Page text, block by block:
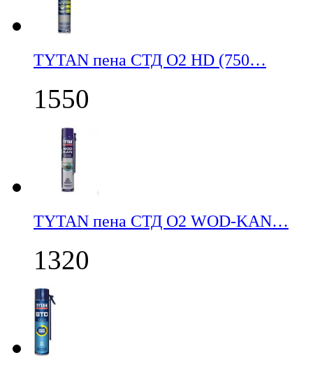
TYTAN пена СТД О2 HD (750…
1550
TYTAN пена СТД О2 WOD-KAN…
1320